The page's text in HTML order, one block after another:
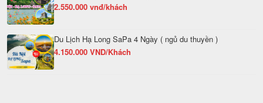
2.550.000 vnđ/khách
Du Lịch Hạ Long SaPa 4 Ngày ( ngủ du thuyền )
4.150.000 VND/Khách